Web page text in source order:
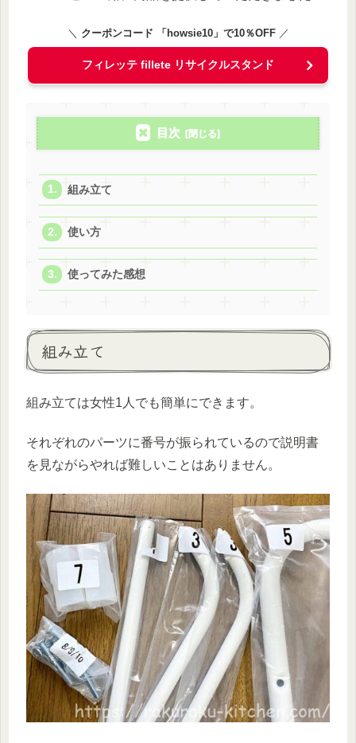
＼ クーポンコード 「howsie10」で10％OFF／
フィレッテ fillete リサイクルスタンド
目次
組み立て
使い方
使ってみた感想
組み立て
組み立ては女性1人でも簡単にできます。
それぞれのパーツに番号が振られているので説明書
を見ながらやれば難しいことはありません。